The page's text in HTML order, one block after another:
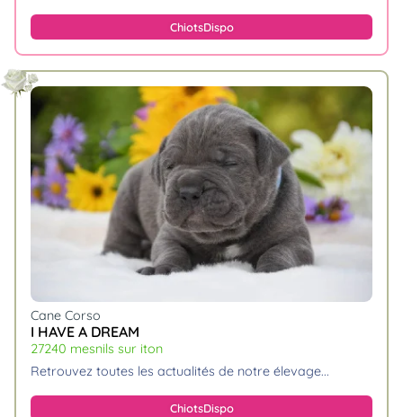
ChiotsDispo
Cane Corso
I HAVE A DREAM
27240 mesnils sur iton
retrouvez toutes les actualités de notre élevage.
ChiotsDispo